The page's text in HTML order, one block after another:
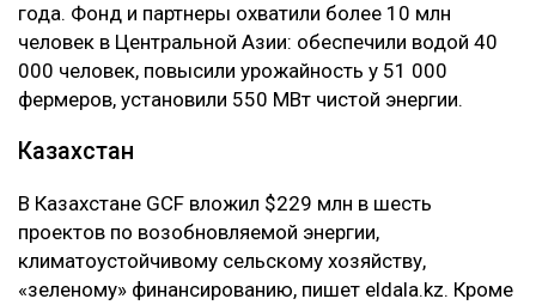
года. Фонд и партнеры охватили более 10 млн
человек в Центральной Азии: обеспечили водой 40
000 человек, повысили урожайность у 51 000
фермеров, установили 550 МВт чистой энергии.
Казахстан
В Казахстане GCF вложил $229 млн в шесть
проектов по возобновляемой энергии,
климатоустойчивому сельскому хозяйству,
«зеленому» финансированию, пишет eldala.kz. Кроме